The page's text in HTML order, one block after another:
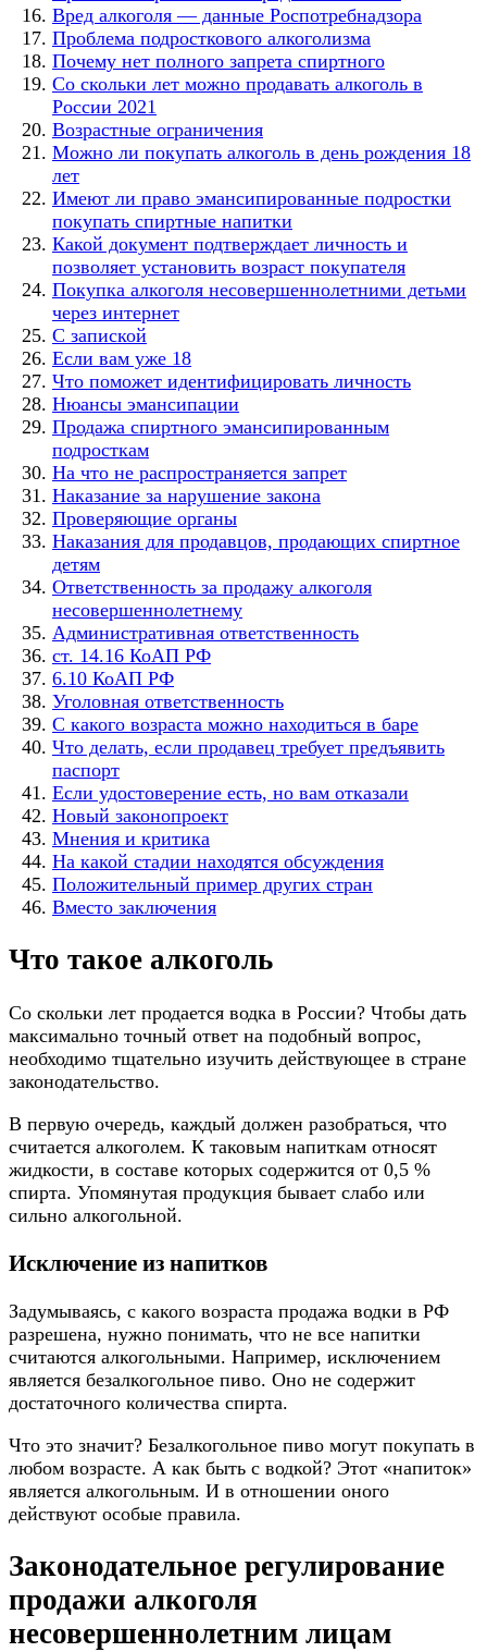
Вред алкоголя — данные Роспотребнадзора
Проблема подросткового алкоголизма
Почему нет полного запрета спиртного
Со скольки лет можно продавать алкоголь в
России 2021
Возрастные ограничения
Можно ли покупать алкоголь в день рождения 18
лет
Имеют ли право эмансипированные подростки
покупать спиртные напитки
Какой документ подтверждает личность и
позволяет установить возраст покупателя
Покупка алкоголя несовершеннолетними детьми
через интернет
С запиской
Если вам уже 18
Что поможет идентифицировать личность
Нюансы эмансипации
Продажа спиртного эмансипированным
подросткам
На что не распространяется запрет
Наказание за нарушение закона
Проверяющие органы
Наказания для продавцов, продающих спиртное
детям
Ответственность за продажу алкоголя
несовершеннолетнему
Административная ответственность
ст. 14.16 КоАП РФ
6.10 КоАП РФ
Уголовная ответственность
С какого возраста можно находиться в баре
Что делать, если продавец требует предъявить
паспорт
Если удостоверение есть, но вам отказали
Новый законопроект
Мнения и критика
На какой стадии находятся обсуждения
Положительный пример других стран
Вместо заключения
Что такое алкоголь
Со скольки лет продается водка в России? Чтобы дать
максимально точный ответ на подобный вопрос,
необходимо тщательно изучить действующее в стране
законодательство.
В первую очередь, каждый должен разобраться, что
считается алкоголем. К таковым напиткам относят
жидкости, в составе которых содержится от 0,5 %
спирта. Упомянутая продукция бывает слабо или
сильно алкогольной.
Исключение из напитков
Задумываясь, с какого возраста продажа водки в РФ
разрешена, нужно понимать, что не все напитки
считаются алкогольными. Например, исключением
является безалкогольное пиво. Оно не содержит
достаточного количества спирта.
Что это значит? Безалкогольное пиво могут покупать в
любом возрасте. А как быть с водкой? Этот «напиток»
является алкогольным. И в отношении оного
действуют особые правила.
Законодательное регулирование
продажи алкоголя
несовершеннолетним лицам